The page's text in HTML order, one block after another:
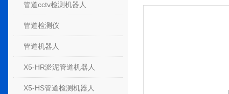
管道cctv检测机器人
管道检测仪
管道机器人
X5-HR淤泥管道机器人
X5-HS管道检测机器人